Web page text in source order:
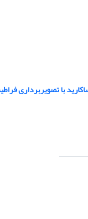
با تصویربرداری